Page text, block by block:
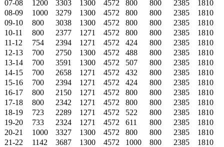
07-08
1200 3303 1300 4572 800 800 2385
1810
08-09
1000 3279 1300 4572 800 800 2385
1810
09-10
800 3038 1300 4572 800 800 2385
1810
10-11
800 2377 1271 4572 800 800 2385
1810
11-12
754 2394 1271 4572 424 800 2385
1810
12-13
700 2750 1300 4572 488 800 2385
1810
13-14
700 3591 1300 4572 507 800 2385
1810
14-15
700 2658 1271 4572 432 800 2385
1810
15-16
700 2394 1271 4572 424 800 2385
1810
16-17
800 2150 1271 4572 800 800 2385
1810
17-18
800 2342 1271 4572 800 800 2385
1810
18-19
723 2289 1271 4572 522 800 2385
1810
19-20
733 2324 1271 4572 611 800 2385
1810
20-21
1000 3327 1300 4572 800 800 2385
1810
21-22
1142 3687 1300 4572 1000 800 2385 1810